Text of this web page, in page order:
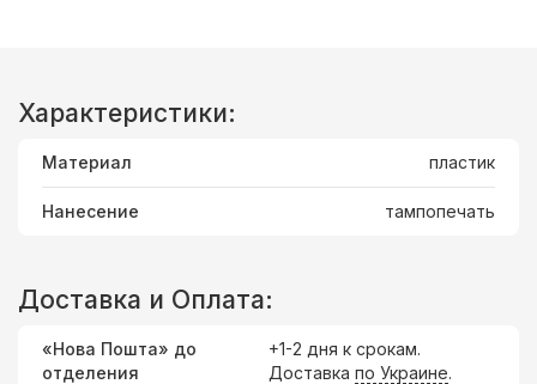
Характеристики:
Материал пластик
Нанесение тампопечать
Доставка и Оплата:
«Нова Пошта» до
отделения
+1-2 дня к срокам.
Доставка по Украине.